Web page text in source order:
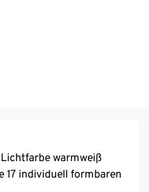
warmweiß
17 individuell formbaren